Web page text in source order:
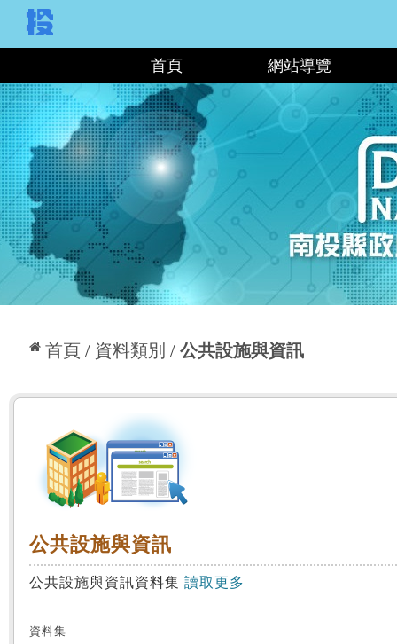
首頁 網站導覽
首頁 資料類別 公共設施與資訊
:::
公共設施與資訊
公共設施與資訊
公共設施與資訊資料集 讀取更多
資料集